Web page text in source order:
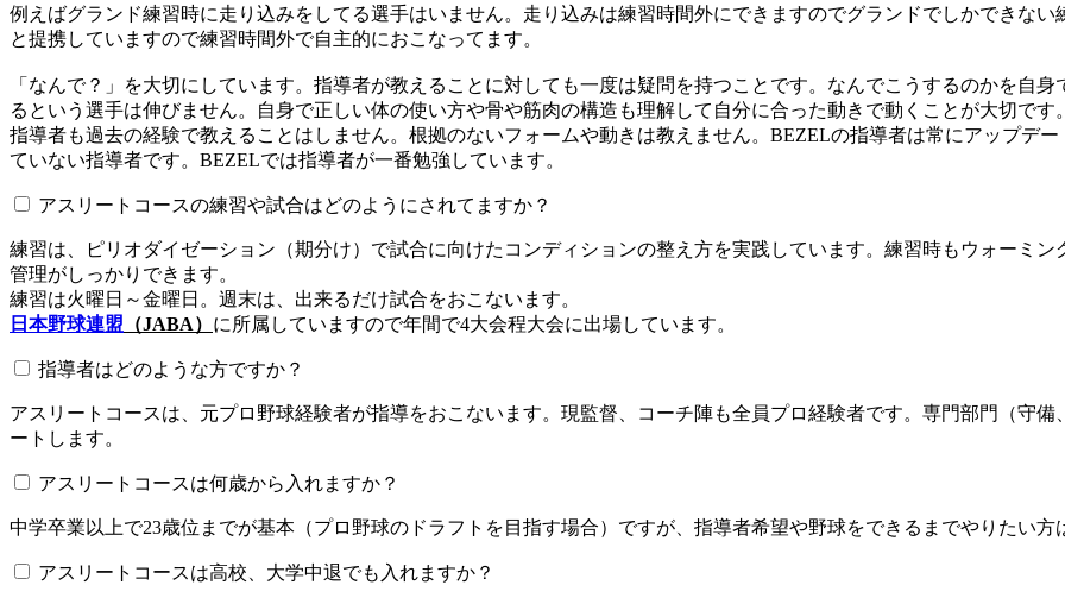
例えばグランド練習時に走り込みをしてる選手はいません。走り込みは練習時間外にできますのでグランドでしかできな
と提携していますので練習時間外で自主的におこなってます。
「なんで？」を大切にしています。指導者が教えることに対しても一度は疑問を持つことです。なんでこうするのかを自
るという選手は伸びません。自身で正しい体の使い方や骨や筋肉の構造も理解して自分に合った動きで動くことが大切です
指導者も過去の経験で教えることはしません。根拠のないフォームや動きは教えません。BEZELの指導者は常にアップデ
ていない指導者です。BEZELでは指導者が一番勉強しています。
アスリートコースの練習や試合はどのようにされてますか？
練習は、ピリオダイゼーション（期分け）で試合に向けたコンディションの整え方を実践しています。練習時もウォーミ
管理がしっかりできます。
練習は火曜日～金曜日。週末は、出来るだけ試合をおこないます。
日本野球連盟 （JABA） に所属していますので年間で4大会程大会に出場しています。
指導者はどのような方ですか？
アスリートコースは、元プロ野球経験者が指導をおこないます。現監督、コーチ陣も全員プロ経験者です。専門部門（守
ートします。
アスリートコースは何歳から入れますか？
中学卒業以上で23歳位までが基本（プロ野球のドラフトを目指す場合）ですが、指導者希望や野球をできるまでやりたい方
アスリートコースは高校、大学中退でも入れますか？